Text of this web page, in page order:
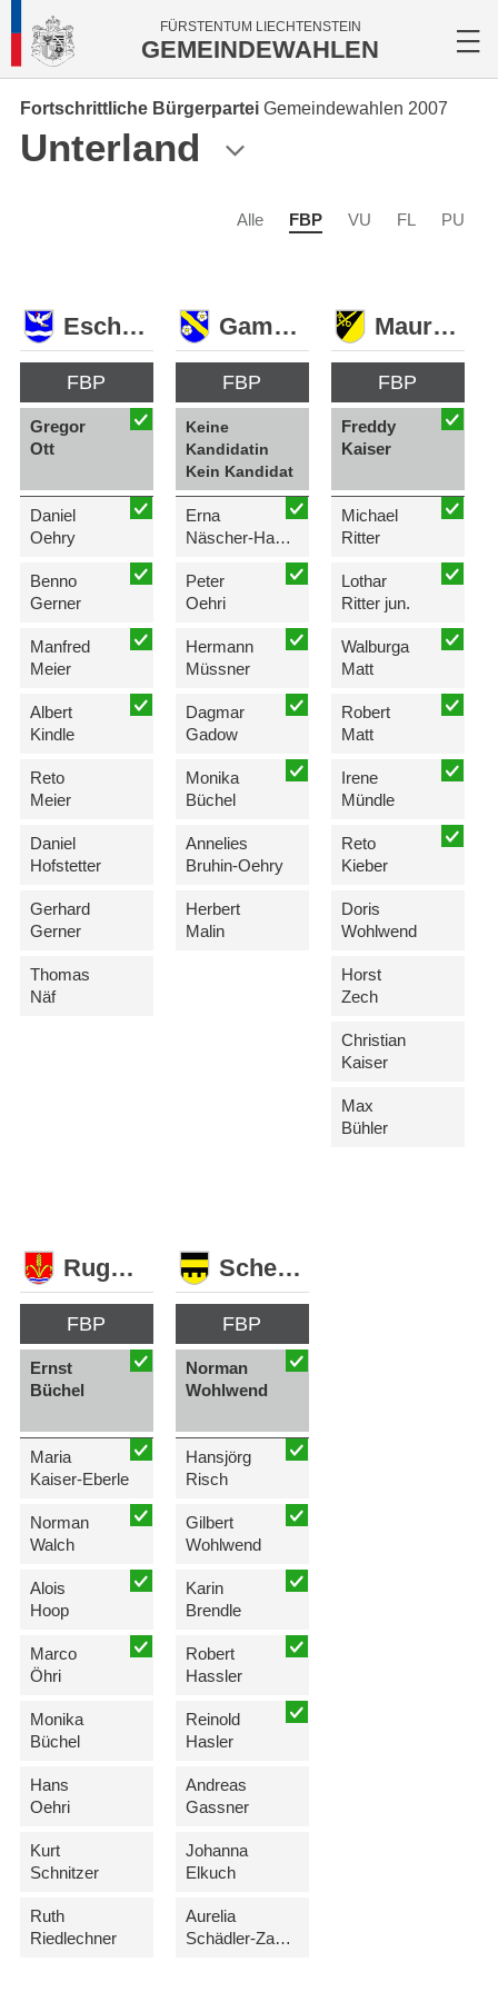
FÜRSTENTUM LIECHTENSTEIN
GEMEINDEWAHLEN
Fortschrittliche Bürgerpartei Gemeindewahlen 2007
Unterland
Alle FBP VU FL PU
Eschen
FBP
Gregor
Ott
Daniel
Oehry
Benno
Gerner
Manfred
Meier
Albert
Kindle
Reto
Meier
Daniel
Hofstetter
Gerhard
Gerner
Thomas
Näf
Gamprin
FBP
Keine
Kandidatin
Kein Kandidat
Erna
Näscher-Hasler
Peter
Oehri
Hermann
Müssner
Dagmar
Gadow
Monika
Büchel
Annelies
Bruhin-Oehry
Herbert
Malin
Mauren
FBP
Freddy
Kaiser
Michael
Ritter
Lothar
Ritter jun.
Walburga
Matt
Robert
Matt
Irene
Mündle
Reto
Kieber
Doris
Wohlwend
Horst
Zech
Christian
Kaiser
Max
Bühler
Ruggell
FBP
Ernst
Büchel
Maria
Kaiser-Eberle
Norman
Walch
Alois
Hoop
Marco
Öhri
Monika
Büchel
Hans
Oehri
Kurt
Schnitzer
Ruth
Riedlechner
Schellenberg
FBP
Norman
Wohlwend
Hansjörg
Risch
Gilbert
Wohlwend
Karin
Brendle
Robert
Hassler
Reinold
Hasler
Andreas
Gassner
Johanna
Elkuch
Aurelia
Schädler-Zacharias